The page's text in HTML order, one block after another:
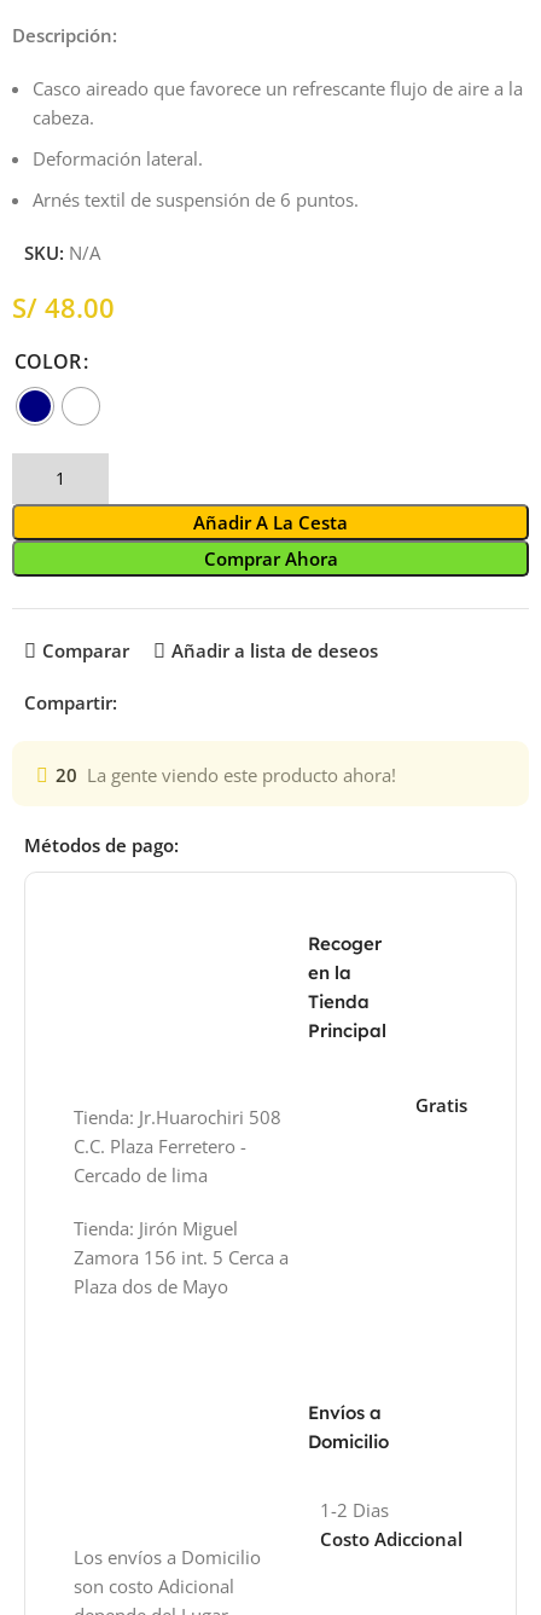
Descripción:
Casco aireado que favorece un refrescante flujo de aire a la
cabeza.
Deformación lateral.
Arnés textil de suspensión de 6 puntos.
SKU: N/A
S/
COLOR
Añadir A La Cesta
Comprar Ahora
Comparar Añadir a lista de deseos
Compartir:
20 La gente viendo este producto ahora!
Métodos de pago:
Recoger
en la
Tienda
Principal
Tienda: Jr.Huarochiri 508
C.C. Plaza Ferretero -
Cercado de lima
Tienda: Jirón Miguel
Zamora 156 int. 5 Cerca a
Plaza dos de Mayo
Gratis
Envíos a
Domicilio
Los envíos a Domicilio
son costo Adicional
1-2 Dias
Costo Adiccional